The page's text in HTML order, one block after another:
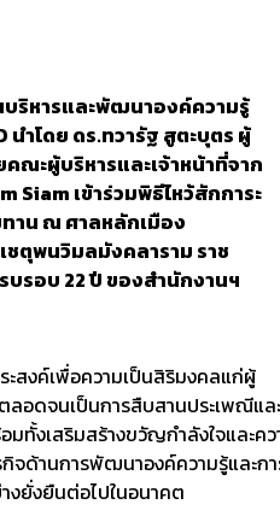
ริหารและพัฒนาองค์ความรู้
นำโดย ดร.ทวารัฐ สูตะบุตร ผู้
ณะผู้บริหารและเจ้าหน้าที่จาก
Siam เข้าร่วมพิธีไหว้สักการะ
าน ณ ศาลหลักเมือง
ชตุพนวิมลมังคลาราม ราช
บรอบ 22 ปี ของสำนักงานฯ
สงค์เพื่อความเป็นสิริมงคลแก่ผู้
ลอดจนเป็นการสืบสานประเพณีแล
ทั้งเสริมสร้างขวัญกำลังใจและค
จด้านการพัฒนาองค์ความรู้และก
งยั่งยืนต่อไปในอนาคต